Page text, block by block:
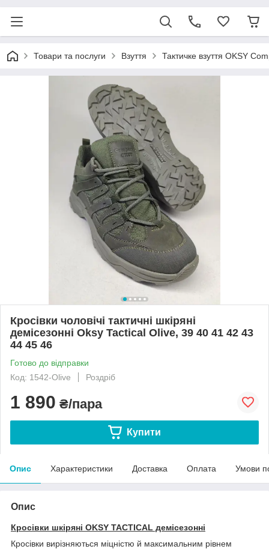
Товари та послуги Взуття Тактичке взуття OKSY
Кросівки чоловічі тактичні шкіряні
демісезонні Oksy Tactical Olive, 39 40 41 42 43
44 45 46
Готово до відправки
Код: 1542-Olive
Роздріб
1 890 ₴/пара
Купити
Опис Характеристики Доставка Оплата Умови
Опис
Кросівки шкіряні OKSY TACTICAL демісезонні
Кросівки вирізняються міцністю й максимальним рівнем